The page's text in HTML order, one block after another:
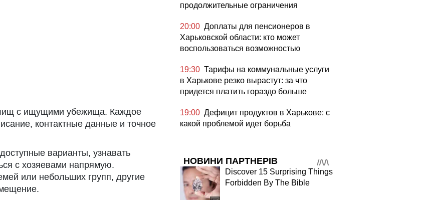
с ищущими убежища. Каждое
контактные данные и точное
варианты, узнавать
с хозяевами напрямую.
или небольших групп, другие
продолжительные ограничения
20:00 Доплаты для пенсионеров в
Харьковской области: кто может
воспользоваться возможностью
19:30 Тарифы на коммунальные услуги
в Харькове резко вырастут: за что
придется платить гораздо больше
19:00 Дефицит продуктов в Харькове: с
какой проблемой идет борьба
НОВИНИ ПАРТНЕРІВ
Discover 15 Surprising Things
Forbidden By The Bible